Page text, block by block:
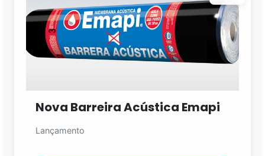
Nova Barreira Acústica Emapi
Lançamento